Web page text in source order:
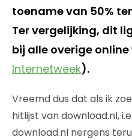
toename van 50%
Ter vergelijking, dit
bij alle overige
Internetweek).
Vreemd dus dat als ik
hitlijst van download.nl,
download.nl nergens